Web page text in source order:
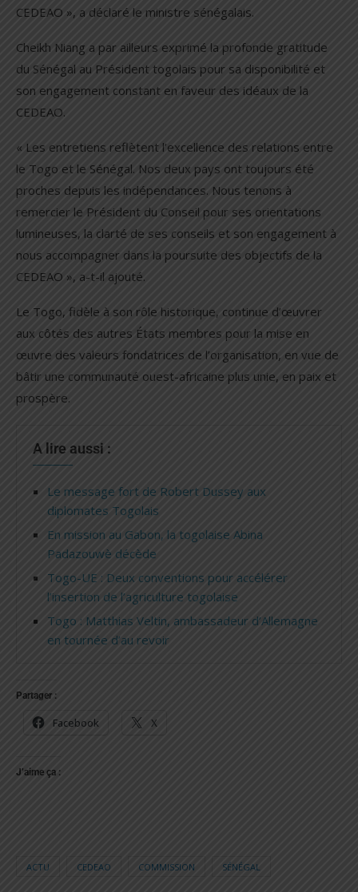
CEDEAO », a déclaré le ministre sénégalais.
Cheikh Niang a par ailleurs exprimé la profonde gratitude
du Sénégal au Président togolais pour sa disponibilité et
son engagement constant en faveur des idéaux de la
CEDEAO.
« Les entretiens reflètent l’excellence des relations entre
le Togo et le Sénégal. Nos deux pays ont toujours été
proches depuis les indépendances. Nous tenons à
remercier le Président du Conseil pour ses orientations
lumineuses, la clarté de ses conseils et son engagement à
nous accompagner dans la poursuite des objectifs de la
CEDEAO », a-t-il ajouté.
Le Togo, fidèle à son rôle historique, continue d’œuvrer
aux côtés des autres États membres pour la mise en
œuvre des valeurs fondatrices de l’organisation, en vue de
bâtir une communauté ouest-africaine plus unie, en paix et
prospère.
A lire aussi :
Le message fort de Robert Dussey aux
diplomates Togolais
En mission au Gabon, la togolaise Abina
Padazouwè décède
Togo-UE : Deux conventions pour accélérer
l’insertion de l’agriculture togolaise
Togo : Matthias Veltin, ambassadeur d’Allemagne
en tournée d’au revoir
Partager :
Facebook X
J’aime ça :
ACTU CEDEAO COMMISSION SÉNÉGAL